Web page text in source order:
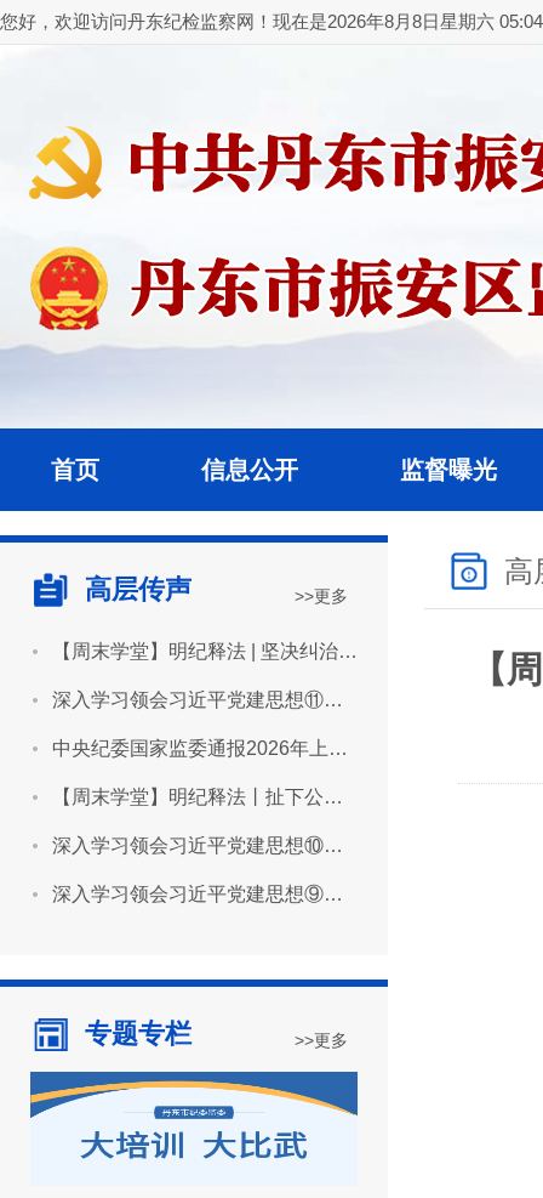
您好，欢迎访问丹东纪检监察网！现在是2026年8月8日星期六
首页 信息公开 监督曝光
高层传声 >>更多
【周末学堂】明纪释法 | 坚决纠治“形象工程”“政绩工程”
深入学习领会习近平党建思想⑪坚持用严明的纪律管全党治全党
中央纪委国家监委通报2026年上半年全国纪检监察机关监督检查审查调查情况
【周末学堂】明纪释法丨扯下公款旅游的“隐身衣”
深入学习领会习近平党建思想⑩坚持推进作风建设常态化长效化
深入学习领会习近平党建思想⑨坚持建设堪当民族复兴重任的高素质干部队伍
专题专栏 >>更多
高
【